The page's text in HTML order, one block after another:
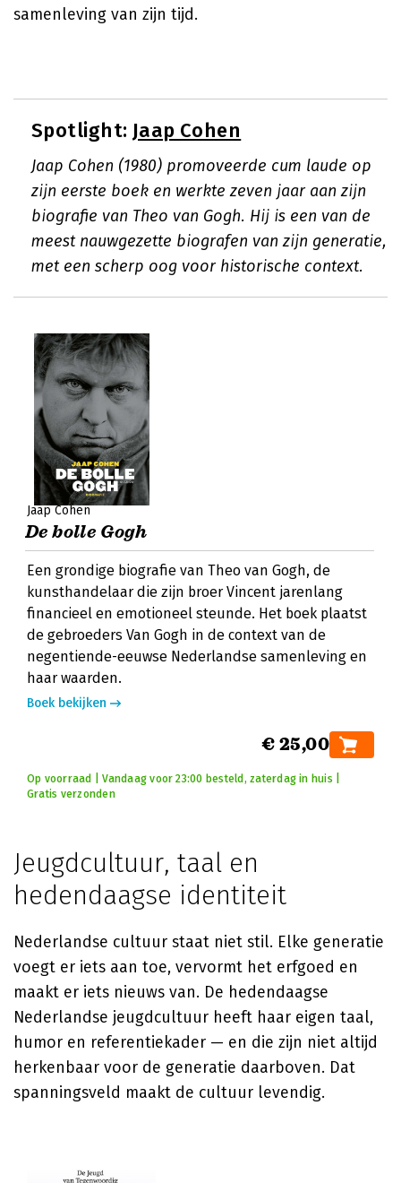
samenleving van zijn tijd.
Spotlight: Jaap Cohen
Jaap Cohen (1980) promoveerde cum laude op
zijn eerste boek en werkte zeven jaar aan zijn
biografie van Theo van Gogh. Hij is een van de
meest nauwgezette biografen van zijn generatie,
met een scherp oog voor historische context.
Jaap Cohen
De bolle Gogh
Een grondige biografie van Theo van Gogh, de
kunsthandelaar die zijn broer Vincent jarenlang
financieel en emotioneel steunde. Het boek plaatst
de gebroeders Van Gogh in de context van de
negentiende-eeuwse Nederlandse samenleving en
haar waarden.
Boek bekijken
€ 25,00
Op voorraad | Vandaag voor 23:00 besteld, zaterdag in huis |
Gratis verzonden
Jeugdcultuur, taal en
hedendaagse identiteit
Nederlandse cultuur staat niet stil. Elke generatie
voegt er iets aan toe, vervormt het erfgoed en
maakt er iets nieuws van. De hedendaagse
Nederlandse jeugdcultuur heeft haar eigen taal,
humor en referentiekader — en die zijn niet altijd
herkenbaar voor de generatie daarboven. Dat
spanningsveld maakt de cultuur levendig.